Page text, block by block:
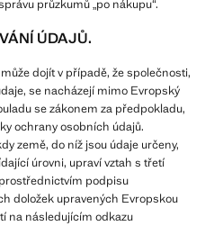
průzkumů „po nákupu“.
ÚDAJŮ.
dojít v případě, že společnosti,
se nacházejí mimo Evropský
se zákonem za předpokladu,
ochrany osobních údajů.
země, do níž jsou údaje určeny,
úrovni, upraví vztah s třetí
podpisu
doložek upravených Evropskou
na následujícím odkazu